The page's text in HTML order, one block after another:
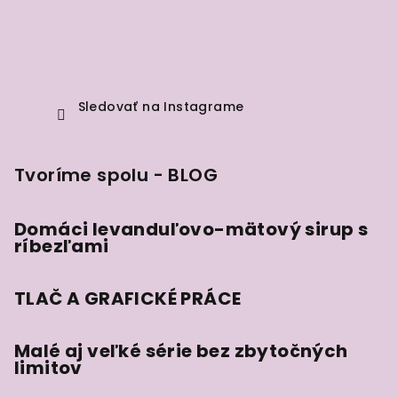
Sledovať na Instagrame
Tvoríme spolu - BLOG
Domáci levanduľovo-mätový sirup s
ríbezľami
TLAČ A GRAFICKÉ PRÁCE
Malé aj veľké série bez zbytočných
limitov